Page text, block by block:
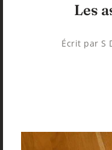
Les
Écrit par S